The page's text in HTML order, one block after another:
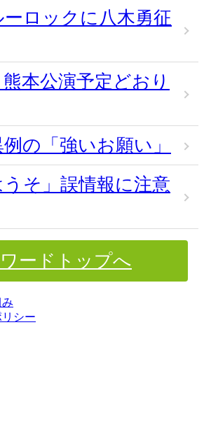
ロックに八木勇征
本公演予定どおり
の「強いお願い」
うそ」誤情報に注意
ードトップへ
シー